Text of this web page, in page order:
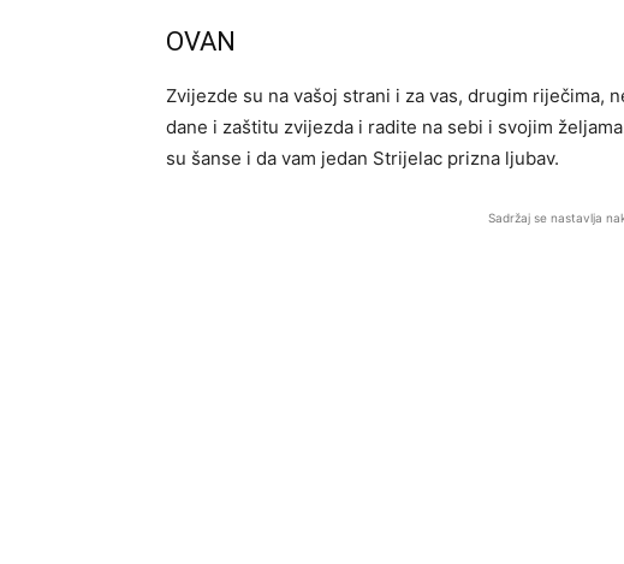
OVAN
Zvijezde su na vašoj strani i za vas, drugim riječima,
dane i zaštitu zvijezda i radite na sebi i svojim
su šanse i da vam jedan Strijelac prizna ljubav.
Sadržaj se nastavlja